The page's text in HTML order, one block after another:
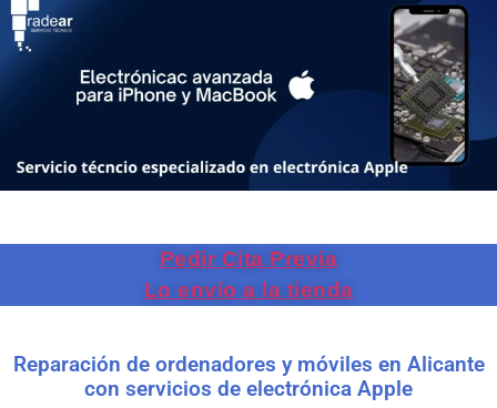
Pedir Cita Previa
Lo envío a la tienda
Reparación de ordenadores y móviles en Alicante
con servicios de electrónica Apple